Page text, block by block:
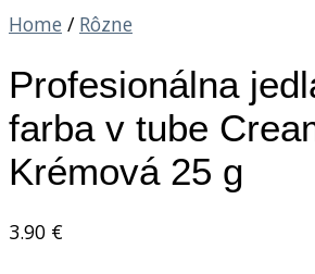
Home / Rôzne
Profesionálna
farba v tube
Krémová 25 g
3.90 €